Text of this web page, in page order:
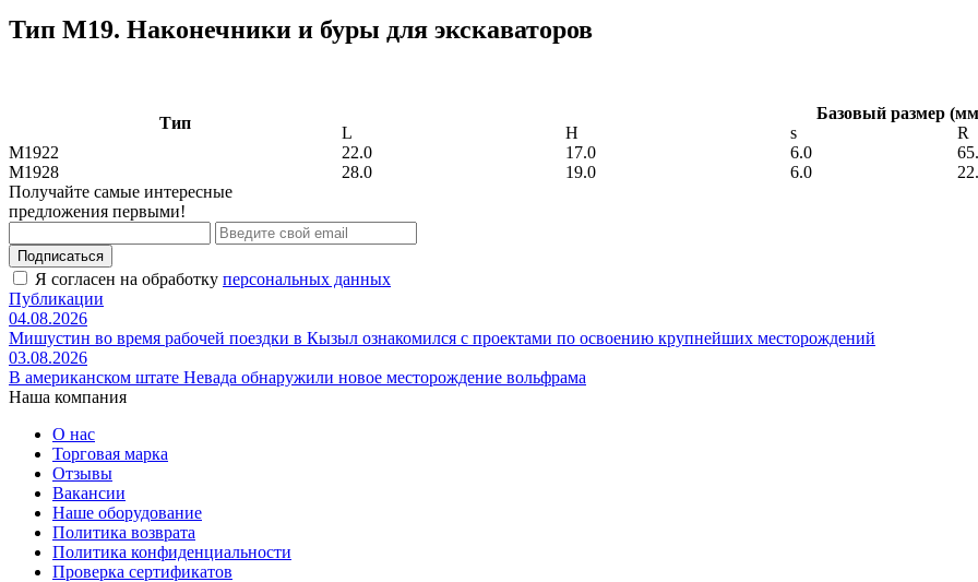
Тип M19. Наконечники и буры для экскаваторов
Тип
Базовый размер
L
H s R
M1922
22.0 17.0 6.0
M1928
28.0 19.0 6.0
Получайте самые интересные
предложения первыми!
Подписаться
Я согласен на обработку персональных данных
Публикации
04.08.2026
Мишустин во время рабочей поездки в Кызыл ознакомился с проектами по освоению крупнейших месторождений
03.08.2026
В американском штате Невада обнаружили новое месторождение вольфрама
Наша компания
О нас
Торговая марка
Отзывы
Вакансии
Наше оборудование
Политика возврата
Политика конфиденциальности
Проверка сертификатов